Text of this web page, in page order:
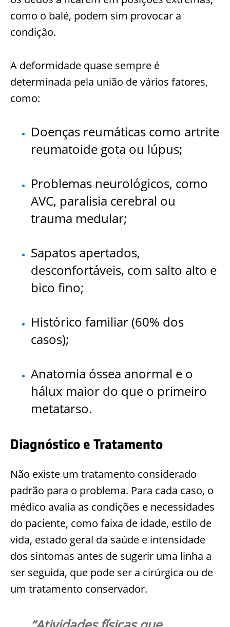
como o balé, podem sim provocar a
condição.
A deformidade quase sempre é
determinada pela união de vários fatores,
como:
Doenças reumáticas como artrite
reumatoide gota ou lúpus;
Problemas neurológicos, como
AVC, paralisia cerebral ou
trauma medular;
Sapatos apertados,
desconfortáveis, com salto alto e
bico fino;
Histórico familiar (60% dos
casos);
Anatomia óssea anormal e o
hálux maior do que o primeiro
metatarso.
Diagnóstico e Tratamento
Não existe um tratamento considerado
padrão para o problema. Para cada caso, o
médico avalia as condições e necessidades
do paciente, como faixa de idade, estilo de
vida, estado geral da saúde e intensidade
dos sintomas antes de sugerir uma linha a
ser seguida, que pode ser a cirúrgica ou de
um tratamento conservador.